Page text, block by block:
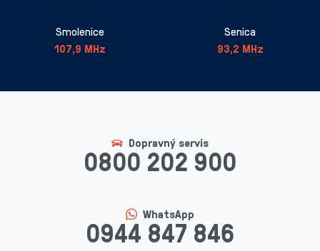
Smolenice
107,9 MHz
Senica
93,2 MHz
Dopravný servis
0800 202 900
WhatsApp
0944 847 846